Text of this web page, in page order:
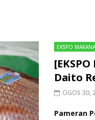
EKSPO
Daito
OGOS 30,
Pameran